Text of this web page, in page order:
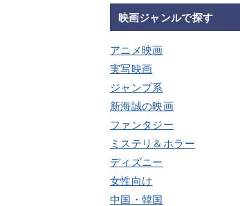
映画ジャンルで探す
アニメ映画
実写映画
ジャンプ系
新海誠の映画
ファンタジー
ミステリ＆ホラー
ディズニー
女性向け
中国・韓国